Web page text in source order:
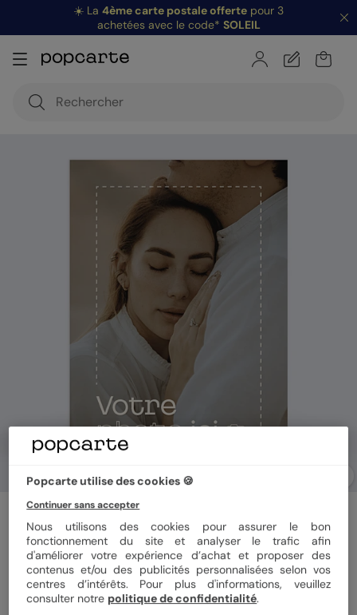
☀️ La 4ème carte postale offerte pour 3
achetées avec le code* SOLEIL
Save the date
Votre Photo ici
Format 12x17 cm
Popcarte utilise des cookies 🍪
Continuer sans accepter
Nous utilisons des cookies pour assurer le bon
fonctionnement du site et analyser le trafic afin
d'améliorer votre expérience d’achat et proposer des
contenus et/ou des publicités personnalisées selon vos
centres d’intérêts. Pour plus d'informations, veuillez
consulter notre politique de confidentialité.